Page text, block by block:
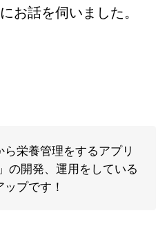
お話を伺いました。
ら栄養管理をするアプリ
の開発、運用をしている
プです！